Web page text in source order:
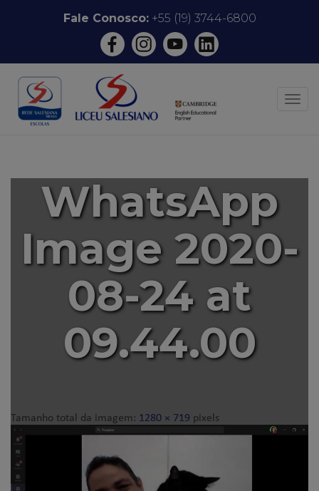
conteúdo
Fale Conosco:+55 (19) 3744-6800
WhatsApp
Image 2020-
08-24 at
09.44.00
Tamanho total da imagem: 1280 × 719 pixels